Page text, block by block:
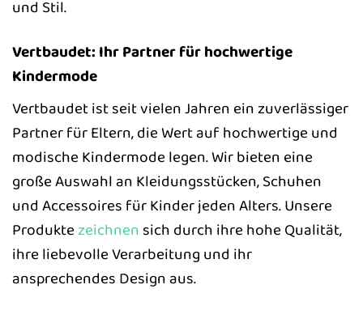
und Stil.
Vertbaudet: Ihr Partner für hochwertige
Kindermode
Vertbaudet ist seit vielen Jahren ein zuverlässiger
Partner für Eltern, die Wert auf hochwertige und
modische Kindermode legen. Wir bieten eine
große Auswahl an Kleidungsstücken, Schuhen
und Accessoires für Kinder jeden Alters. Unsere
Produktezeichnen sich durch ihre hohe Qualität,
ihre liebevolle Verarbeitung und ihr
ansprechendes Design aus.